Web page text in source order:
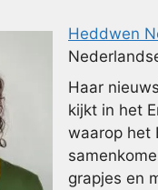
Heddwen
Haar
kijkt in het
waarop het
grapjes en